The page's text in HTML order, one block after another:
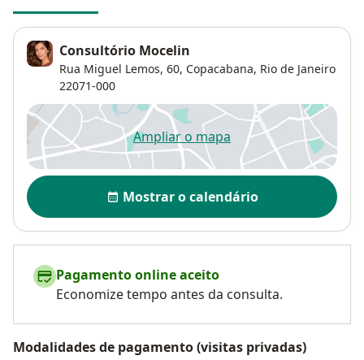
Consultório Mocelin
Rua Miguel Lemos, 60, Copacabana, Rio de Janeiro
22071-000
Ampliar o mapaabre num novo separador
Disponibilidade
Mostrar o calendário
Pagamento online aceito
Economize tempo antes da consulta.
Modalidades de pagamento (visitas privadas)